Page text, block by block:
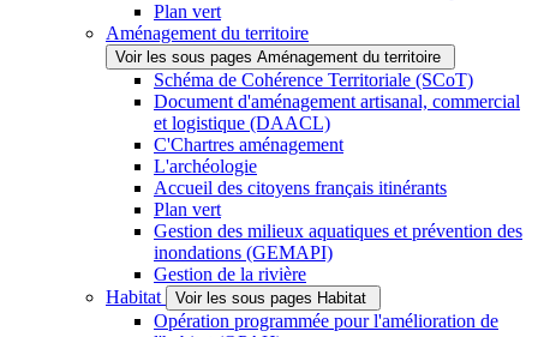
Plan vert
Aménagement du territoire
Voir les sous pages Aménagement du territoire
Schéma de Cohérence Territoriale (SCoT)
Document d'aménagement artisanal, commercial
et logistique (DAACL)
C'Chartres aménagement
L'archéologie
Accueil des citoyens français itinérants
Plan vert
Gestion des milieux aquatiques et prévention des
inondations (GEMAPI)
Gestion de la rivière
Habitat
Voir les sous pages Habitat
Opération programmée pour l'amélioration de